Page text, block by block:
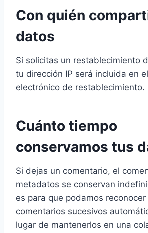
Con quién
datos
Si solicitas un restablecimiento
tu dirección IP será incluida en
electrónico de restablecimiento.
Cuánto tiempo
conservamos tus
Si dejas un comentario, el
metadatos se conservan
es para que podamos
comentarios sucesivos
lugar de mantenerlos en una